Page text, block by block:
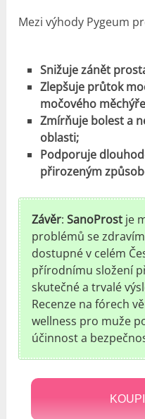
Mezi výhody Pygeum
Snižuje zánět
Zlepšuje průtok
močového
Zmírňuje bolest a
oblasti;
Podporuje
přirozeným
Závěr:SanoProst je
problémů se
dostupné v celém
přírodnímu složení
skutečné a trvalé
Recenze na fórech
wellness pro muže
účinnost a